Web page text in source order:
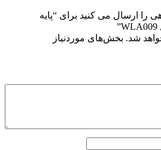
می کنید برای “پایه
بخش‌های موردنیاز